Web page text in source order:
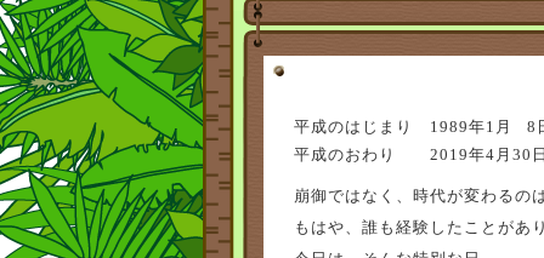
平成のはじまり 1989年1月 8
平成のおわり 2019年4月30
崩御ではなく、時代が変わるの
もはや、誰も経験したことがあ